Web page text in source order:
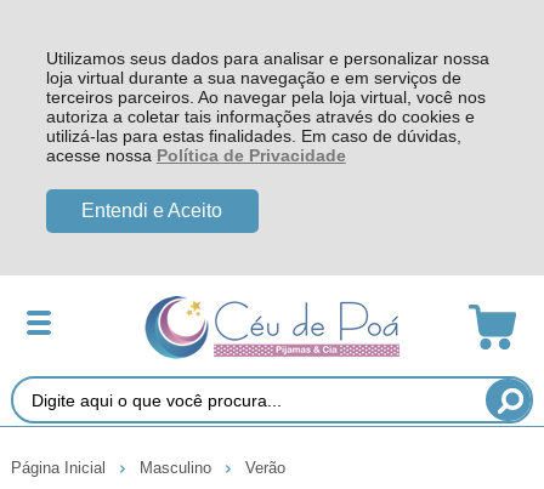
Utilizamos seus dados para analisar e personalizar nossa
loja virtual durante a sua navegação e em serviços de
terceiros parceiros. Ao navegar pela loja virtual, você nos
autoriza a coletar tais informações através do cookies e
utilizá-las para estas finalidades. Em caso de dúvidas,
acesse nossa Política de Privacidade
Entendi e Aceito
Página Inicial Masculino Verão